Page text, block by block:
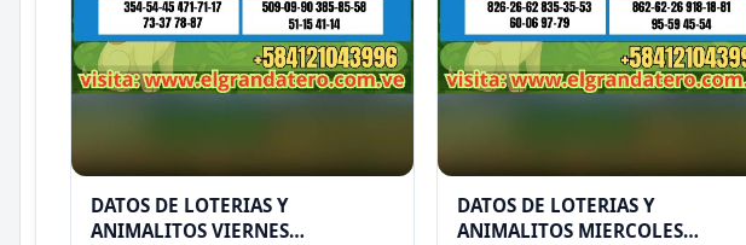
DATOS DE LOTERIAS Y
ANIMALITOS VIERNES
DATOS DE LOTERIAS Y
ANIMALITOS MIERCOLES